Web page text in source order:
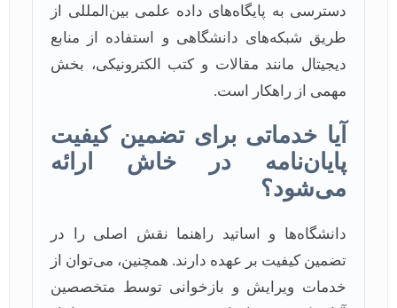
دسترسی به پایگاه‌های داده علمی بین‌المللی از
طریق شبکه‌های دانشگاهی و استفاده از منابع
دیجیتال مانند مقالات و کتب الکترونیکی، بخش
مهمی از راهکار است.
آیا خدماتی برای تضمین کیفیت
پایان‌نامه در خاش ارائه
می‌شود؟
دانشگاه‌ها و اساتید راهنما نقش اصلی را در
تضمین کیفیت بر عهده دارند. همچنین، می‌توان از
خدمات ویرایش و بازخوانی توسط متخصصین